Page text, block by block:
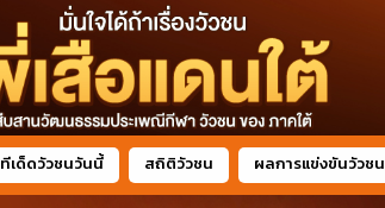
ทีเด็ดวัวชนวันนี้ สถิติวัวชน ผลการแข่งขันวัวชน